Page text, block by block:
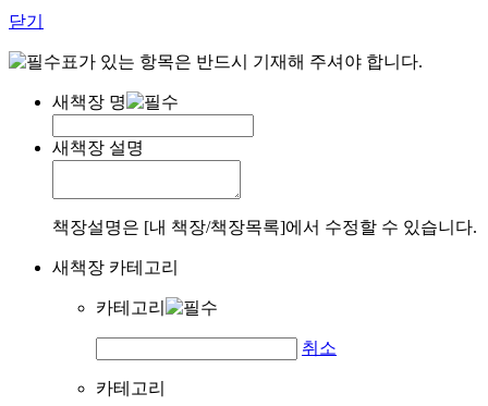
닫기
표가 있는 항목은 반드시 기재해 주셔야 합니다.
새책장 명
새책장 설명
책장설명은 [내 책장/책장목록]에서 수정할 수 있습니다.
새책장 카테고리
카테고리
취소
카테고리